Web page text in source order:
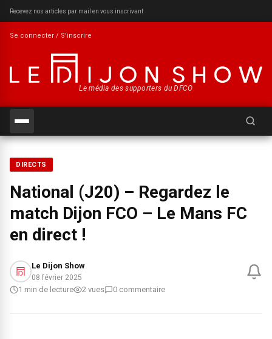
Recevez nos articles par mail en vous inscrivant
Se connecter / S'inscrire
Le média des supporters du DFCO
DIRECTS
National (J20) – Regardez le
match Dijon FCO – Le Mans FC
en direct !
Le Dijon Show
08 février 2025
1 min de lecture 2 vues 0 commentaire